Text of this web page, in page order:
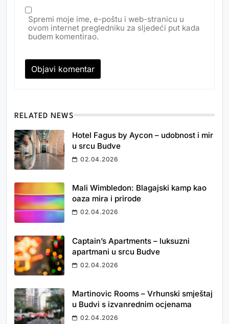
Spremi moje ime, e-poštu i web-stranicu u
ovom internet pregledniku za sljedeći put kada
budem komentirao.
RELATED NEWS
Hotel Fagus by Aycon – udobnost i mir
u srcu Budve
02.04.2026
Mali Wimbledon: Blagajski kamp kao
oaza mira i prirode
02.04.2026
Captain’s Apartments – luksuzni
apartmani u srcu Budve
02.04.2026
Martinovic Rooms – Vrhunski smještaj
u Budvi s izvanrednim ocjenama
02.04.2026